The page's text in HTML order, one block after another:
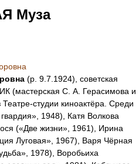
Муза
(р. 9.7.1924), советская
(мастерская С. А. Герасимова и
студии киноактёра. Среди
1948), Катя Волкова
(«Две жизни», 1961), Ирина
Луговая», 1967), Варя Чёрная
1978), Воробьиха